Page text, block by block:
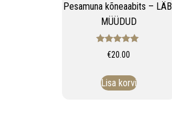
Pesamuna kõneaabits – LÄBI
MÜÜDUD
Hinnanguga
5.00
€20.00
Lisa korvi